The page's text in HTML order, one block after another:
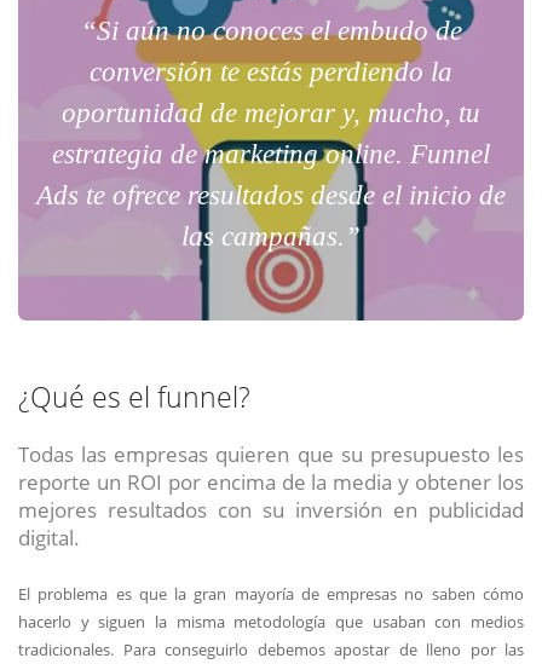
“Si aún no conoces el embudo de
conversión te estás perdiendo la
oportunidad de mejorar y, mucho, tu
estrategia de marketing online. Funnel
Ads te ofrece resultados desde el inicio de
las campañas.”
¿Qué es el funnel?
Todas las empresas quieren que su presupuesto les
reporte un ROI por encima de la media y obtener los
mejores resultados con su inversión en publicidad
digital.
El problema es que la gran mayoría de empresas no saben cómo
hacerlo y siguen la misma metodología que usaban con medios
tradicionales. Para conseguirlo debemos apostar de lleno por las